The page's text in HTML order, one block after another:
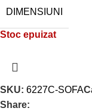
DIMENSIUNI
Stoc epuizat
SKU: 6227C-SOFA
Share: